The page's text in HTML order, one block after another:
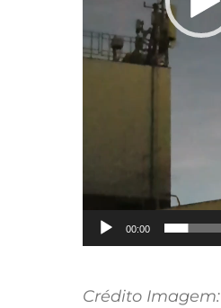
00:00
Crédito Imagem: